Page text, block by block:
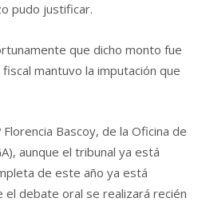
pudo justificar.
que dicho monto fue
mantuvo la imputación que
Florencia Bascoy, de la Oficina de
aunque el tribunal ya está
de este año ya está
el debate oral se realizará recién